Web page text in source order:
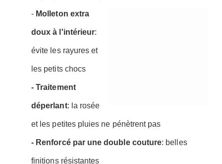
- Molleton extra
doux à l'intérieur:
évite les rayures et
les petits chocs
- Traitement
déperlant: la rosée
et les petites pluies ne pénètrent pas
- Renforcé par une double couture: belles
finitions résistantes